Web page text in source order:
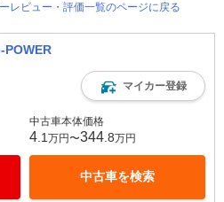
レビュー・評価一覧のページに戻る
POWER
マイカー登録
中古車本体価格
4 .1 万円〜344 .8万円
中古車を検索